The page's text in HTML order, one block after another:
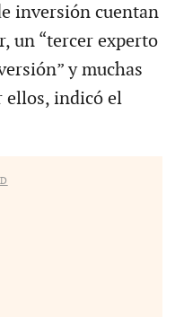
inversión cuentan
un “tercer experto
y muchas
ellos, indicó el